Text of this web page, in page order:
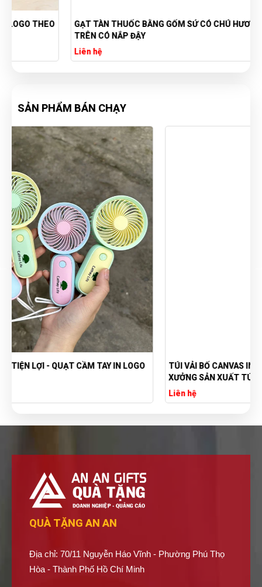
GẠT TÀN THUỐC BẰNG GỐM SỨ CÓ CHÚ HƯƠU Ở PHÍA
TRÊN CÓ NẮP ĐẬY
SẢN PHẨM BÁN CHẠY
TÚI VẢI BỐ CANVAS IN LOGO THEO YÊU CẦU GIÁ RẺ -
QUÀ TẶNG AN AN
Địa chỉ: 70/11 Nguyễn Háo Vĩnh - Phường Phú Thọ
Hòa - Thành Phố Hồ Chí Minh